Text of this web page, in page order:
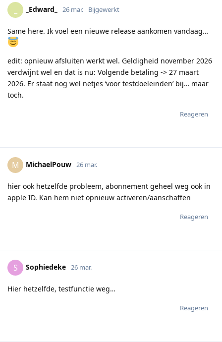
_Edward_ 26 mar. Bijgewerkt
Same here. Ik voel een nieuwe release aankomen vandaag…
edit: opnieuw afsluiten werkt wel. Geldigheid november 2026
verdwijnt wel en dat is nu: Volgende betaling -> 27 maart
2026. Er staat nog wel netjes ‘voor testdoeleinden’ bij… maar
toch.
Reageren
M MichaelPouw 26 mar.
hier ook hetzelfde probleem, abonnement geheel weg ook in
apple ID. Kan hem niet opnieuw activeren/aanschaffen
Reageren
S Sophiedeke 26 mar.
Hier hetzelfde, testfunctie weg…
Reageren